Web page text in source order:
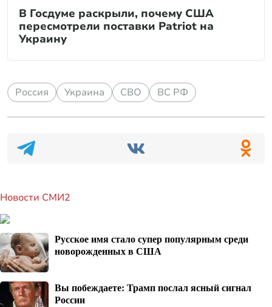
В Госдуме раскрыли, почему США
пересмотрели поставки Patriot на
Украину
Россия Украина СВО ВС РФ
Новости СМИ2
Русское имя стало супер популярным среди
новорожденных в США
Вы побеждаете: Трамп послал ясный сигнал
России